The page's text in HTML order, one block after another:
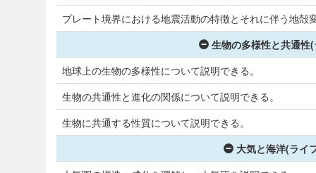
プレート境界における地震活動の特徴とそれに伴う地殻
生物の多様性と共通性
地球上の生物の多様性について説明できる。
生物の共通性と進化の関係について説明できる。
生物に共通する性質について説明できる。
大気と海洋(ライ